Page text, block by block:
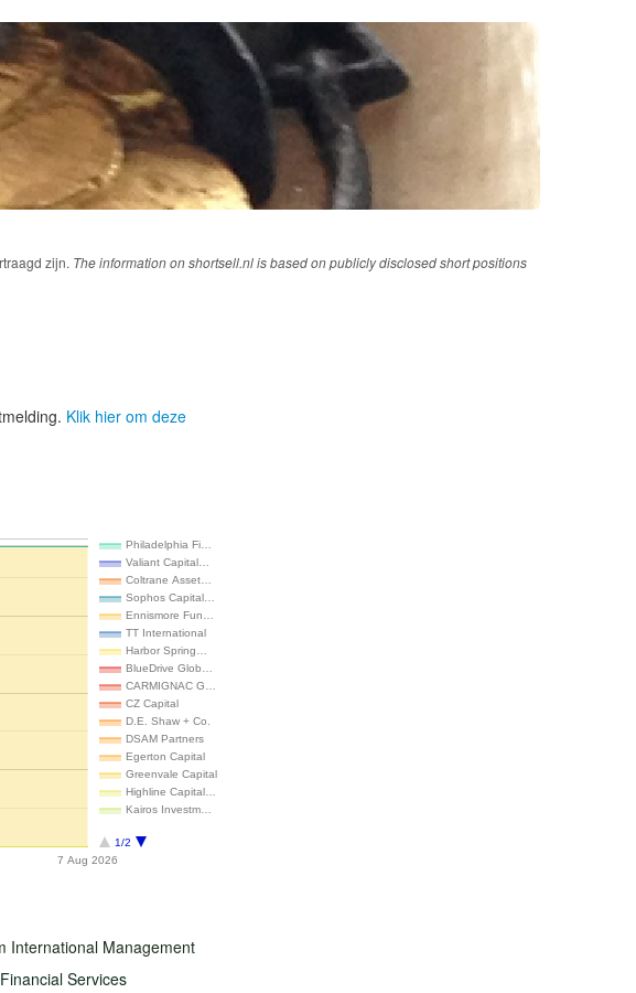
zijn. The information on shortsell.nl is based on publicly disclosed short positions
Klik hier om deze
Philadelphia Fi…
Valiant Capital…
Coltrane Asset…
Sophos Capital…
Ennismore Fun…
TT International
Harbor Spring…
BlueDrive Glob…
CARMIGNAC G…
CZ Capital
D.E. Shaw + Co.
DSAM Partners
Egerton Capital
Greenvale Capital
Highline Capital…
Kairos Investm…
1/2
7 Aug 2026
International Management
Services